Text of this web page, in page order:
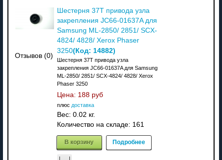
Отзывов (0)
Шестерня 37T привода узла
закрепления JC66-01637A для
Samsung ML-2850/ 2851/ SCX-
4824/ 4828/ Xerox Phaser
3250(Код: 14882)
Шестерня 37T привода узла
закрепления JC66-01637A для Samsung
ML-2850/ 2851/ SCX-4824/ 4828/ Xerox
Phaser 3250
Цена: 188 руб
плюс доставка
Вес: 0.02 кг.
Количество на складе: 161
В корзину Подробнее